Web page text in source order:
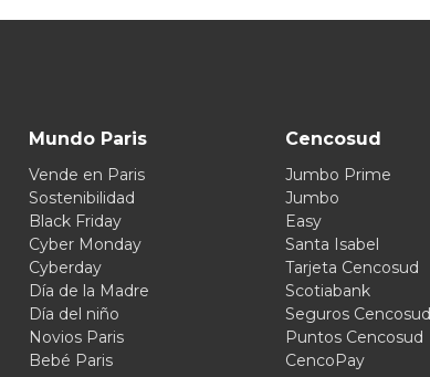
Mundo Paris
Vende en Paris
Sostenibilidad
Black Friday
Cyber Monday
Cyberday
Día de la Madre
Día del niño
Novios Paris
Bebé Paris
Cencosud
Jumbo Prime
Jumbo
Easy
Santa Isabel
Tarjeta Cencosud
Scotiabank
Seguros Cencosud
Puntos Cencosud
CencoPay